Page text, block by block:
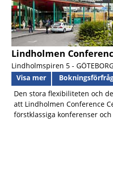
Lindholmen
Lindholmspiren 5 -
Visa mer
Den stora flexibiliteten och
att Lindholmen Conference
förstklassiga konferenser